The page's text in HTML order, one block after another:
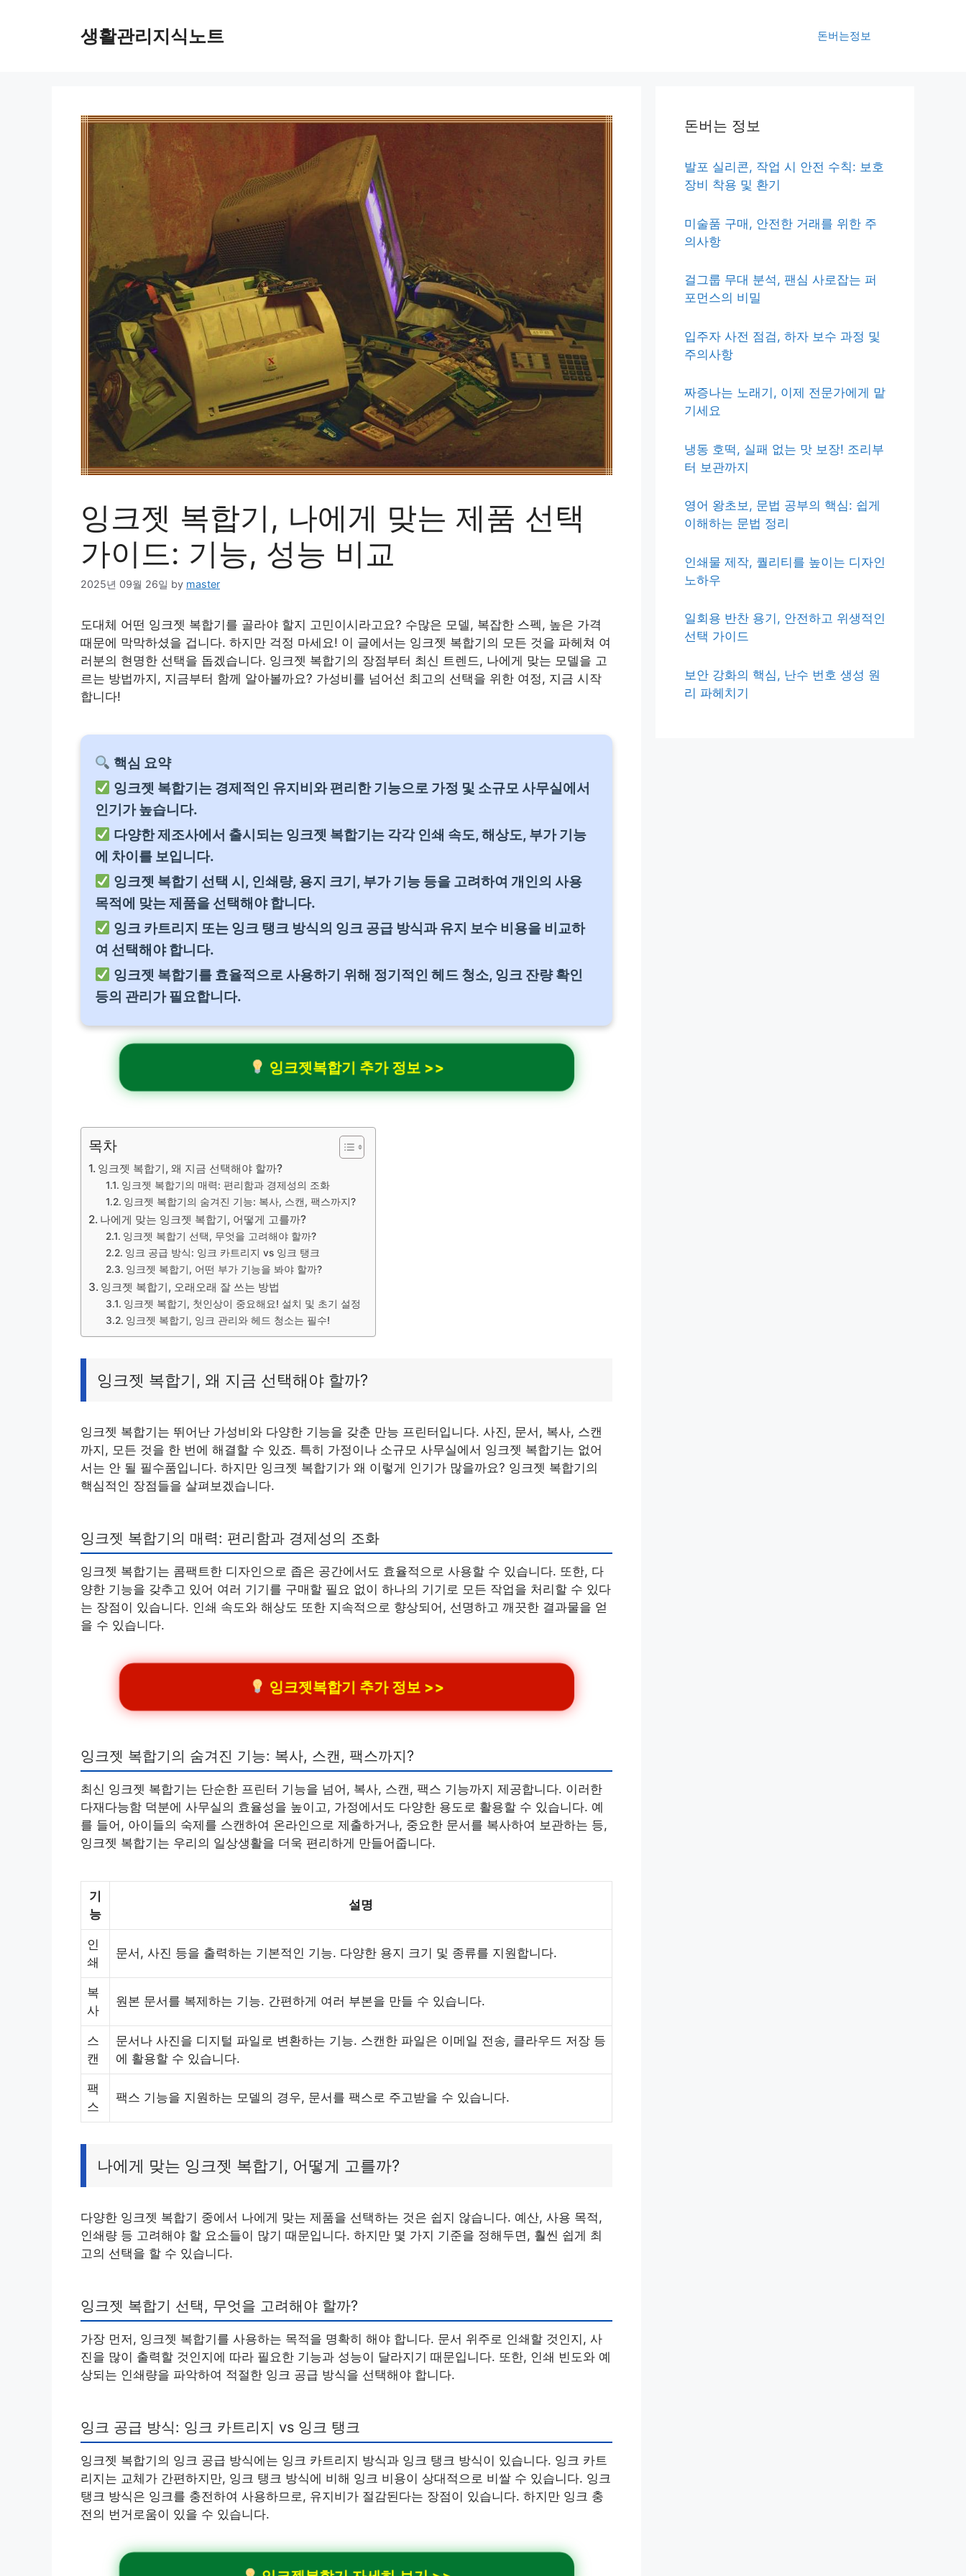
생활관리지식노트 돈버는정보
잉크젯 복합기, 나에게 맞는 제품 선택
가이드: 기능, 성능 비교
2025년 09월 26일 by master
도대체 어떤 잉크젯 복합기를 골라야 할지 고민이시라고요? 수많은 모델, 복잡한 스펙, 높은 가격
때문에 막막하셨을 겁니다. 하지만 걱정 마세요! 이 글에서는 잉크젯 복합기의 모든 것을 파헤쳐 여
러분의 현명한 선택을 돕겠습니다. 잉크젯 복합기의 장점부터 최신 트렌드, 나에게 맞는 모델을 고
르는 방법까지, 지금부터 함께 알아볼까요? 가성비를 넘어선 최고의 선택을 위한 여정, 지금 시작
합니다!
핵심 요약
잉크젯 복합기는 경제적인 유지비와 편리한 기능으로 가정 및 소규모 사무실에서
인기가 높습니다.
다양한 제조사에서 출시되는 잉크젯 복합기는 각각 인쇄 속도, 해상도, 부가 기능
에 차이를 보입니다.
잉크젯 복합기 선택 시, 인쇄량, 용지 크기, 부가 기능 등을 고려하여 개인의 사용
목적에 맞는 제품을 선택해야 합니다.
잉크 카트리지 또는 잉크 탱크 방식의 잉크 공급 방식과 유지 보수 비용을 비교하
여 선택해야 합니다.
잉크젯 복합기를 효율적으로 사용하기 위해 정기적인 헤드 청소, 잉크 잔량 확인
등의 관리가 필요합니다.
잉크젯복합기 추가 정보 >>
목차
잉크젯 복합기, 왜 지금 선택해야 할까?
잉크젯 복합기의 매력: 편리함과 경제성의 조화
잉크젯 복합기의 숨겨진 기능: 복사, 스캔, 팩스까지?
나에게 맞는 잉크젯 복합기, 어떻게 고를까?
잉크젯 복합기 선택, 무엇을 고려해야 할까?
잉크 공급 방식: 잉크 카트리지 vs 잉크 탱크
잉크젯 복합기, 어떤 부가 기능을 봐야 할까?
잉크젯 복합기, 오래오래 잘 쓰는 방법
잉크젯 복합기, 첫인상이 중요해요! 설치 및 초기 설정
잉크젯 복합기, 잉크 관리와 헤드 청소는 필수!
잉크젯 복합기, 왜 지금 선택해야 할까?
잉크젯 복합기는 뛰어난 가성비와 다양한 기능을 갖춘 만능 프린터입니다. 사진, 문서, 복사, 스캔
까지, 모든 것을 한 번에 해결할 수 있죠. 특히 가정이나 소규모 사무실에서 잉크젯 복합기는 없어
서는 안 될 필수품입니다. 하지만 잉크젯 복합기가 왜 이렇게 인기가 많을까요? 잉크젯 복합기의
핵심적인 장점들을 살펴보겠습니다.
잉크젯 복합기의 매력: 편리함과 경제성의 조화
잉크젯 복합기는 콤팩트한 디자인으로 좁은 공간에서도 효율적으로 사용할 수 있습니다. 또한, 다
양한 기능을 갖추고 있어 여러 기기를 구매할 필요 없이 하나의 기기로 모든 작업을 처리할 수 있다
는 장점이 있습니다. 인쇄 속도와 해상도 또한 지속적으로 향상되어, 선명하고 깨끗한 결과물을 얻
을 수 있습니다.
잉크젯복합기 추가 정보 >>
잉크젯 복합기의 숨겨진 기능: 복사, 스캔, 팩스까지?
최신 잉크젯 복합기는 단순한 프린터 기능을 넘어, 복사, 스캔, 팩스 기능까지 제공합니다. 이러한
다재다능함 덕분에 사무실의 효율성을 높이고, 가정에서도 다양한 용도로 활용할 수 있습니다. 예
를 들어, 아이들의 숙제를 스캔하여 온라인으로 제출하거나, 중요한 문서를 복사하여 보관하는 등,
잉크젯 복합기는 우리의 일상생활을 더욱 편리하게 만들어줍니다.
기
능
설명
인
쇄
문서, 사진 등을 출력하는 기본적인 기능. 다양한 용지 크기 및 종류를 지원합니다.
복
사
원본 문서를 복제하는 기능. 간편하게 여러 부본을 만들 수 있습니다.
스
캔
문서나 사진을 디지털 파일로 변환하는 기능. 스캔한 파일은 이메일 전송, 클라우드 저장 등
에 활용할 수 있습니다.
팩
스
팩스 기능을 지원하는 모델의 경우, 문서를 팩스로 주고받을 수 있습니다.
나에게 맞는 잉크젯 복합기, 어떻게 고를까?
다양한 잉크젯 복합기 중에서 나에게 맞는 제품을 선택하는 것은 쉽지 않습니다. 예산, 사용 목적,
인쇄량 등 고려해야 할 요소들이 많기 때문입니다. 하지만 몇 가지 기준을 정해두면, 훨씬 쉽게 최
고의 선택을 할 수 있습니다.
잉크젯 복합기 선택, 무엇을 고려해야 할까?
가장 먼저, 잉크젯 복합기를 사용하는 목적을 명확히 해야 합니다. 문서 위주로 인쇄할 것인지, 사
진을 많이 출력할 것인지에 따라 필요한 기능과 성능이 달라지기 때문입니다. 또한, 인쇄 빈도와 예
상되는 인쇄량을 파악하여 적절한 잉크 공급 방식을 선택해야 합니다.
잉크 공급 방식: 잉크 카트리지 vs 잉크 탱크
잉크젯 복합기의 잉크 공급 방식에는 잉크 카트리지 방식과 잉크 탱크 방식이 있습니다. 잉크 카트
리지는 교체가 간편하지만, 잉크 탱크 방식에 비해 잉크 비용이 상대적으로 비쌀 수 있습니다. 잉크
탱크 방식은 잉크를 충전하여 사용하므로, 유지비가 절감된다는 장점이 있습니다. 하지만 잉크 충
전의 번거로움이 있을 수 있습니다.
돈버는 정보
발포 실리콘, 작업 시 안전 수칙: 보호
장비 착용 및 환기
미술품 구매, 안전한 거래를 위한 주
의사항
걸그룹 무대 분석, 팬심 사로잡는 퍼
포먼스의 비밀
입주자 사전 점검, 하자 보수 과정 및
주의사항
짜증나는 노래기, 이제 전문가에게 맡
기세요
냉동 호떡, 실패 없는 맛 보장! 조리부
터 보관까지
영어 왕초보, 문법 공부의 핵심: 쉽게
이해하는 문법 정리
인쇄물 제작, 퀄리티를 높이는 디자인
노하우
일회용 반찬 용기, 안전하고 위생적인
선택 가이드
보안 강화의 핵심, 난수 번호 생성 원
리 파헤치기